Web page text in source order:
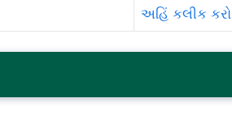
અહિં કલીક કરો